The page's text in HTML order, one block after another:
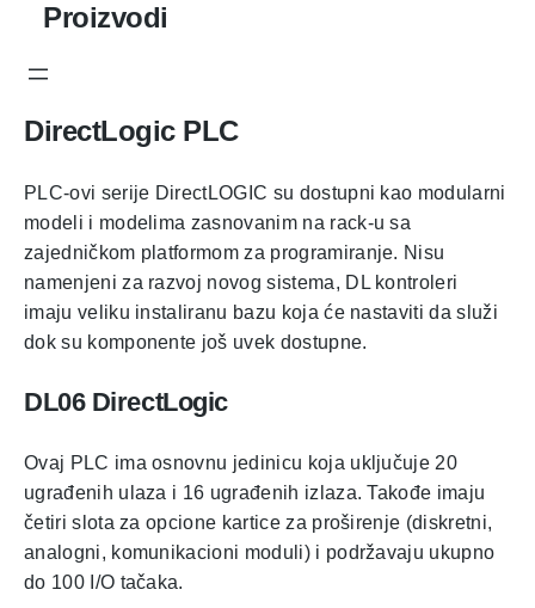
Proizvodi
DirectLogic PLC
PLC-ovi serije DirectLOGIC su dostupni kao modularni
modeli i modelima zasnovanim na rack-u sa
zajedničkom platformom za programiranje. Nisu
namenjeni za razvoj novog sistema, DL kontroleri
imaju veliku instaliranu bazu koja će nastaviti da služi
dok su komponente još uvek dostupne.
DL06DirectLogic
Ovaj PLC ima osnovnu jedinicu koja uključuje 20
ugrađenih ulaza i 16 ugrađenih izlaza. Takođe imaju
četiri slota za opcione kartice za proširenje (diskretni,
analogni, komunikacioni moduli) i podržavaju ukupno
do 100 I/O tačaka.